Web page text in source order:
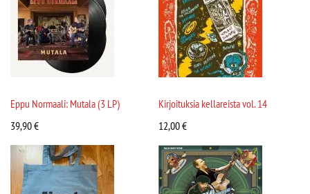
Eppu Normaali: Mutala (3 LP)
39,90€
Kirjoituksia kellareista vol. 14
12,00€